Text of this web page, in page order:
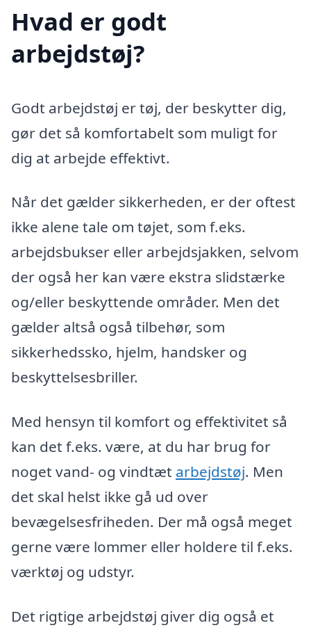
Hvad er godt
arbejdstøj?
Godt arbejdstøj er tøj, der beskytter dig,
gør det så komfortabelt som muligt for
dig at arbejde effektivt.
Når det gælder sikkerheden, er der oftest
ikke alene tale om tøjet, som f.eks.
arbejdsbukser eller arbejdsjakken, selvom
der også her kan være ekstra slidstærke
og/eller beskyttende områder. Men det
gælder altså også tilbehør, som
sikkerhedssko, hjelm, handsker og
beskyttelsesbriller.
Med hensyn til komfort og effektivitet så
kan det f.eks. være, at du har brug for
noget vand- og vindtæt arbejdstøj. Men
det skal helst ikke gå ud over
bevægelsesfriheden. Der må også meget
gerne være lommer eller holdere til f.eks.
værktøj og udstyr.
Det rigtige arbejdstøj giver dig også et